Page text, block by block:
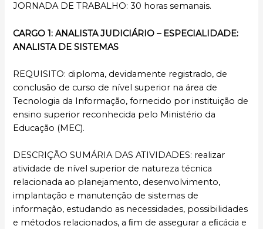
JORNADA DE TRABALHO: 30 horas semanais.
CARGO 1: ANALISTA JUDICIÁRIO – ESPECIALIDADE:
ANALISTA DE SISTEMAS
REQUISITO: diploma, devidamente registrado, de
conclusão de curso de nível superior na área de
Tecnologia da Informação, fornecido por instituição de
ensino superior reconhecida pelo Ministério da
Educação (MEC).
DESCRIÇÃO SUMÁRIA DAS ATIVIDADES: realizar
atividade de nível superior de natureza técnica
relacionada ao planejamento, desenvolvimento,
implantação e manutenção de sistemas de
informação, estudando as necessidades, possibilidades
e métodos relacionados, a ﬁm de assegurar a eﬁcácia e